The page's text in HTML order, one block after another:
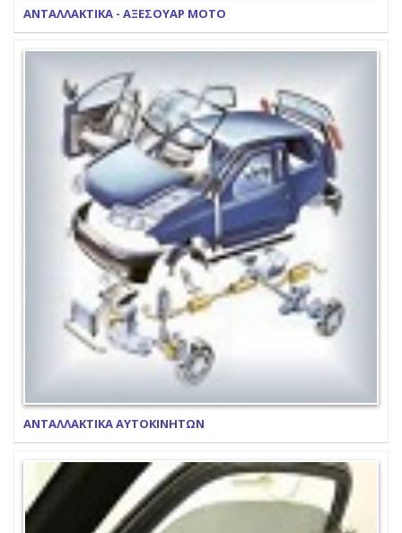
ΑΝΤΑΛΛΑΚΤΙΚΑ - ΑΞΕΣΟΥΑΡ ΜΟΤΟ
ΑΝΤΑΛΛΑΚΤΙΚΑ ΑΥΤΟΚΙΝΗΤΩΝ